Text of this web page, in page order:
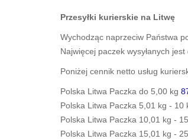
Przesyłki kurierskie na Litwę
Wychodząc naprzeciw Państwa
Najwięcej paczek wysyłanych jest
Poniżej cennik netto usług
Polska Litwa Paczka do 5,00 kg
Polska Litwa Paczka 5,01 kg - 10
Polska Litwa Paczka 10,01 kg -
Polska Litwa Paczka 15,01 kg -